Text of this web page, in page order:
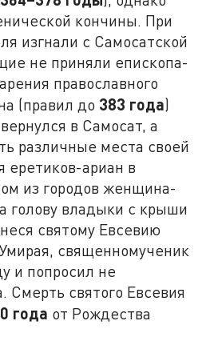
кончины. При
изгнали с Самосатской
не приняли епископа-
православного
(правил до 383 года)
в Самосат, а
различные места своей
еретиков-ариан в
из городов женщина-
голову владыки с крыши
святому Евсевию
священномученик
и попросил не
Смерть святого Евсевия
года от Рождества